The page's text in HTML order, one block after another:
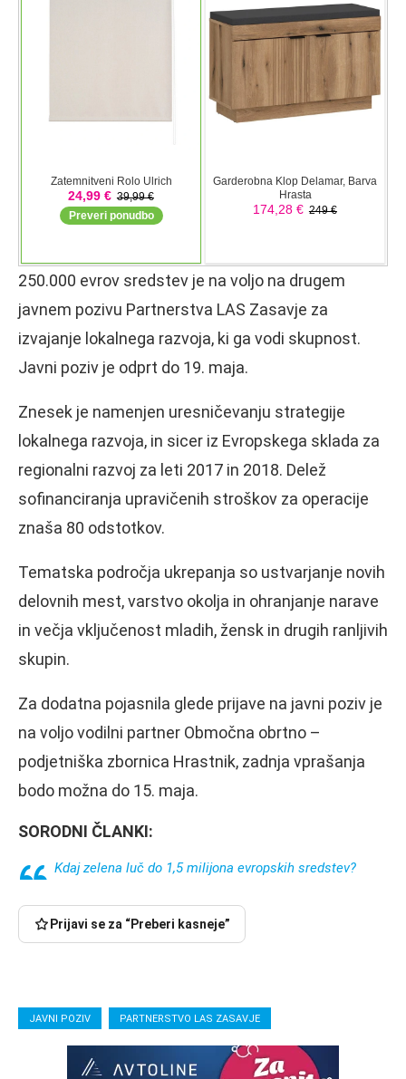
250.000 evrov sredstev je na voljo na drugem
javnem pozivu Partnerstva LAS Zasavje za
izvajanje lokalnega razvoja, ki ga vodi skupnost.
Javni poziv je odprt do 19. maja.
Znesek je namenjen uresničevanju strategije
lokalnega razvoja, in sicer iz Evropskega sklada za
regionalni razvoj za leti 2017 in 2018. Delež
sofinanciranja upravičenih stroškov za operacije
znaša 80 odstotkov.
Tematska področja ukrepanja so ustvarjanje novih
delovnih mest, varstvo okolja in ohranjanje narave
in večja vključenost mladih, žensk in drugih ranljivih
skupin.
Za dodatna pojasnila glede prijave na javni poziv je
na voljo vodilni partner Območna obrtno –
podjetniška zbornica Hrastnik, zadnja vprašanja
bodo možna do 15. maja.
SORODNI ČLANKI:
Kdaj zelena luč do 1,5 milijona evropskih sredstev?
Prijavi se za “Preberi kasneje”
JAVNI POZIV PARTNERSTVO LAS ZASAVJE